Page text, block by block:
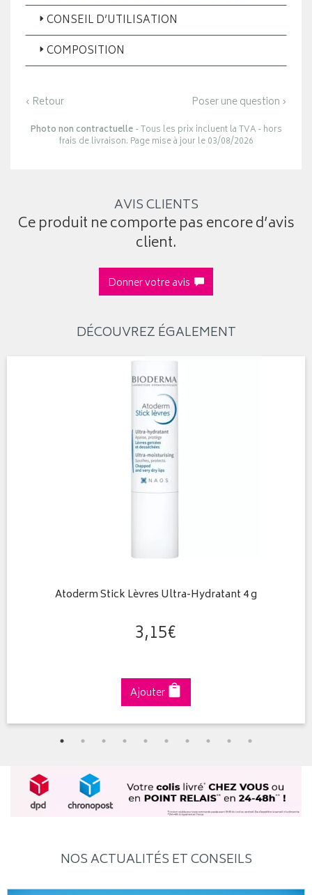
CONSEIL D’UTILISATION
COMPOSITION
‹ Retour Poser une question ›
Photo non contractuelle- Tous les prix incluent la TVA - hors
frais de livraison. Page mise à jour le 03/08/2026
AVIS CLIENTS
Ce produit ne comporte pas encore d’avis
client.
Donner votre avis
DÉCOUVREZ ÉGALEMENT
Atoderm Stick Lèvres Ultra-Hydratant 4 g
3,15€
Ajouter
NOS ACTUALITÉS ET CONSEILS